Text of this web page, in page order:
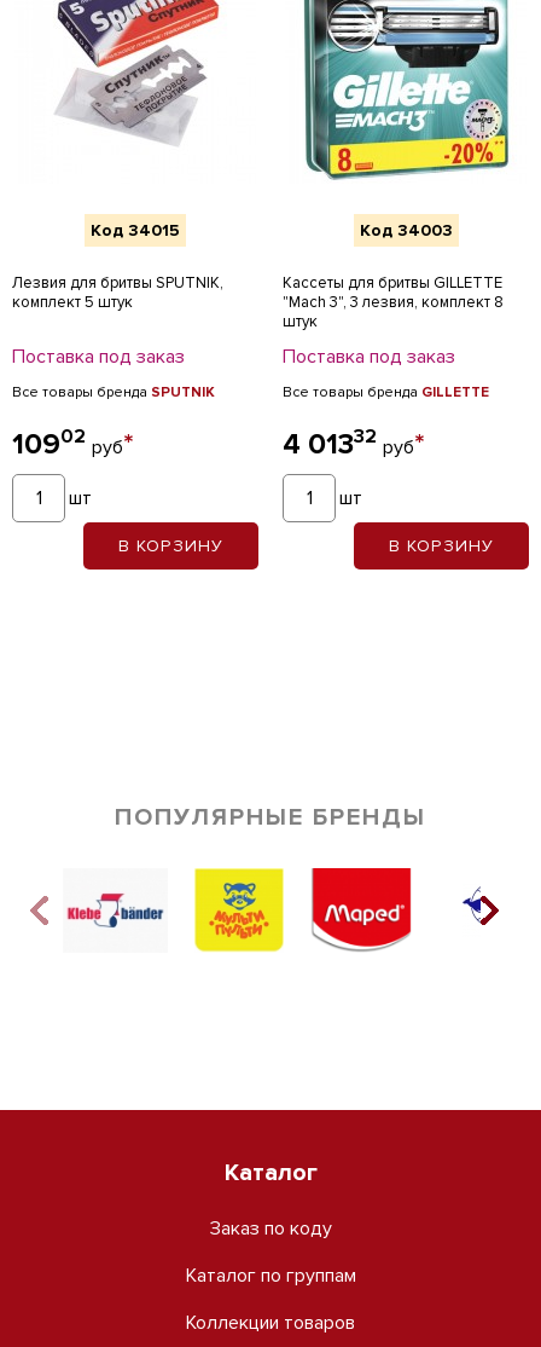
Код 34015
Лезвия для бритвы SPUTNIK,
комплект 5 штук
Поставка под заказ
Все товары бренда SPUTNIK
10902 руб*
шт
В КОРЗИНУ
Код 34003
Кассеты для бритвы GILLETTE
"Mach 3", 3 лезвия, комплект 8
штук
Поставка под заказ
Все товары бренда GILLETTE
4 01332 руб*
шт
В КОРЗИНУ
ПОПУЛЯРНЫЕ БРЕНДЫ
Каталог
Заказ по коду
Каталог по группам
Коллекции товаров